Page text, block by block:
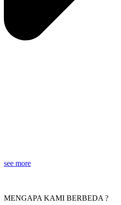
see more
MENGAPA KAMI BERBEDA ?